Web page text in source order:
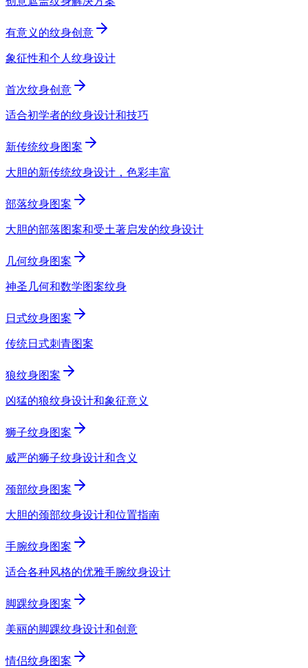
有意义的纹身创意
象征性和个人纹身设计
首次纹身创意
适合初学者的纹身设计和技巧
新传统纹身图案
大胆的新传统纹身设计，色彩丰富
部落纹身图案
大胆的部落图案和受土著启发的纹身设计
几何纹身图案
神圣几何和数学图案纹身
日式纹身图案
传统日式刺青图案
狼纹身图案
凶猛的狼纹身设计和象征意义
狮子纹身图案
威严的狮子纹身设计和含义
颈部纹身图案
大胆的颈部纹身设计和位置指南
手腕纹身图案
适合各种风格的优雅手腕纹身设计
脚踝纹身图案
美丽的脚踝纹身设计和创意
情侣纹身图案